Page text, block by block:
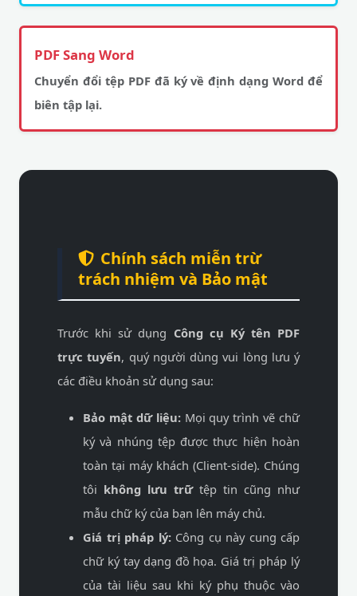
PDF Sang Word
Chuyển đổi tệp PDF đã ký về định dạng Word để
biên tập lại.
Chính sách miễn trừ
trách nhiệm và Bảo mật
Trước khi sử dụng Công cụ Ký tên PDF
trực tuyến, quý người dùng vui lòng lưu ý
các điều khoản sử dụng sau:
Bảo mật dữ liệu:Mọi quy trình vẽ chữ
ký và nhúng tệp được thực hiện hoàn
toàn tại máy khách (Client-side). Chúng
tôi không lưu trữtệp tin cũng như
mẫu chữ ký của bạn lên máy chủ.
Giá trị pháp lý:Công cụ này cung cấp
chữ ký tay dạng đồ họa. Giá trị pháp lý
của tài liệu sau khi ký phụ thuộc vào